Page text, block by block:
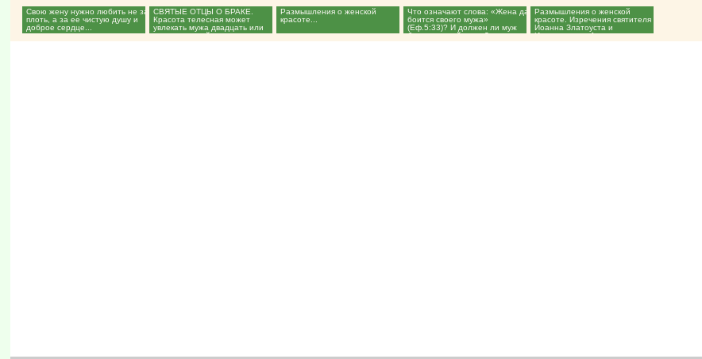
Свою жену нужно любить не за
плоть, а за ее чистую душу и
доброе сердце...
СВЯТЫЕ ОТЦЫ О БРАКЕ.
Красота телесная может
увлекать мужа двадцать или
тридцать дней......
Размышления о женской
красоте...
Что означают слова: «Жена да
боится своего мужа»
(Еф.5:33)? И должен ли муж
бояться своей жены?...
Размышления о женской
красоте. Изречения святителя
Иоанна Златоуста и
Императрицы Александры...